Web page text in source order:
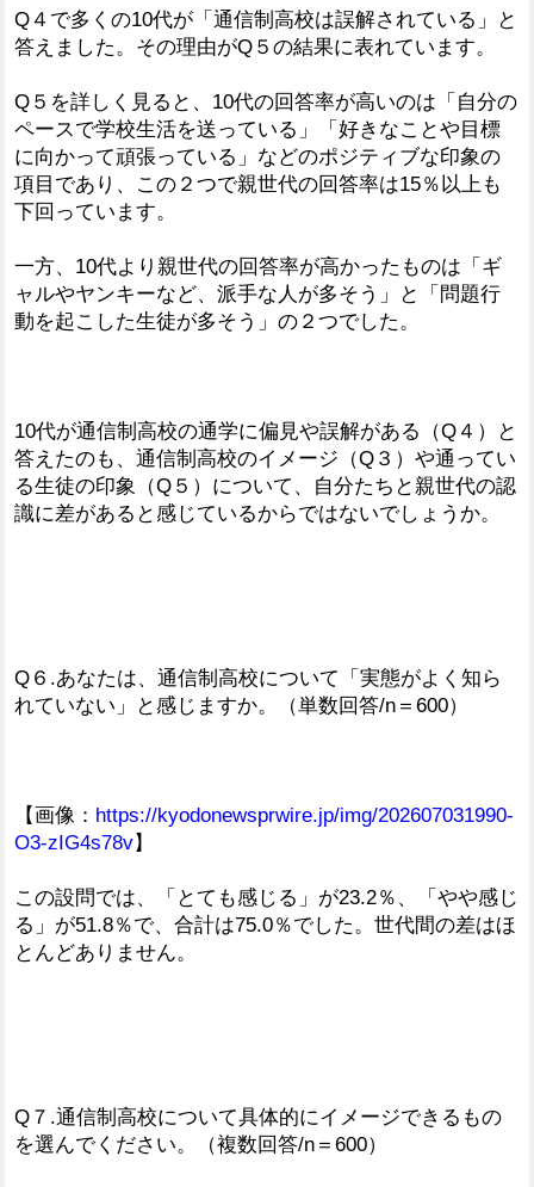
Q４で多くの10代が「通信制高校は誤解されている」と
答えました。その理由がQ５の結果に表れています。
Q５を詳しく見ると、10代の回答率が高いのは「自分の
ペースで学校生活を送っている」「好きなことや目標
に向かって頑張っている」などのポジティブな印象の
項目であり、この２つで親世代の回答率は15％以上も
下回っています。
一方、10代より親世代の回答率が高かったものは「ギ
ャルやヤンキーなど、派手な人が多そう」と「問題行
動を起こした生徒が多そう」の２つでした。
10代が通信制高校の通学に偏見や誤解がある（Q４）と
答えたのも、通信制高校のイメージ（Q３）や通ってい
る生徒の印象（Q５）について、自分たちと親世代の認
識に差があると感じているからではないでしょうか。
Q６.あなたは、通信制高校について「実態がよく知ら
れていない」と感じますか。（単数回答/n＝600）
【画像： https://kyodonewsprwire.jp/img/202607031990-
O3-zIG4s78v】
この設問では、「とても感じる」が23.2％、「やや感じ
る」が51.8％で、合計は75.0％でした。世代間の差はほ
とんどありません。
Q７.通信制高校について具体的にイメージできるもの
を選んでください。（複数回答/n＝600）